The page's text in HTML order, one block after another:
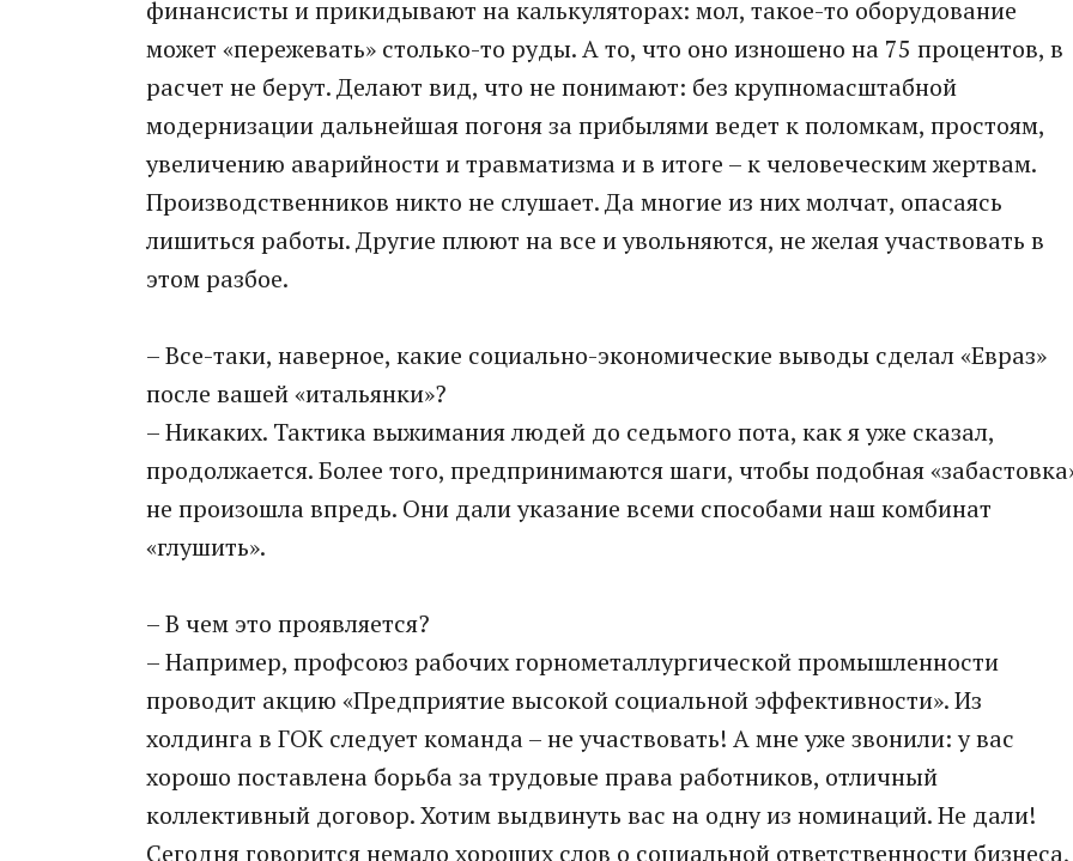
финансисты и прикидывают на калькуляторах: мол, такое-то оборудование
может «пережевать» столько-то руды. А то, что оно изношено на 75 процентов, в
расчет не берут. Делают вид, что не понимают: без крупномасштабной
модернизации дальнейшая погоня за прибылями ведет к поломкам, простоям,
увеличению аварийности и травматизма и в итоге – к человеческим жертвам.
Производственников никто не слушает. Да многие из них молчат, опасаясь
лишиться работы. Другие плюют на все и увольняются, не желая участвовать в
этом разбое.
– Все-таки, наверное, какие социально-экономические выводы сделал «Евраз»
после вашей «итальянки»?
– Никаких. Тактика выжимания людей до седьмого пота, как я уже сказал,
продолжается. Более того, предпринимаются шаги, чтобы подобная
не произошла впредь. Они дали указание всеми способами наш комбинат
«глушить».
– В чем это проявляется?
– Например, профсоюз рабочих горнометаллургической промышленности
проводит акцию «Предприятие высокой социальной эффективности». Из
холдинга в ГОК следует команда – не участвовать! А мне уже звонили: у вас
хорошо поставлена борьба за трудовые права работников, отличный
коллективный договор. Хотим выдвинуть вас на одну из номинаций. Не дали!
Сегодня говорится немало хороших слов о социальной ответственности бизнеса,